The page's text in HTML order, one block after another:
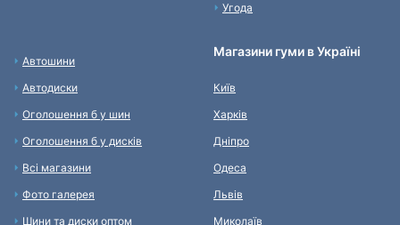
Угода
Автошини
Автодиски
Оголошення б у шин
Оголошення б у дисків
Всі магазини
Фото галерея
Шини та диски оптом
Магазини гуми в Україні
Київ
Харків
Дніпро
Одеса
Львів
Миколаїв